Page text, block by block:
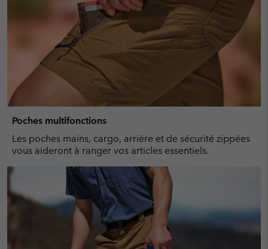
Poches multifonctions
Les poches mains, cargo, arrière et de sécurité zippées
vous aideront à ranger vos articles essentiels.